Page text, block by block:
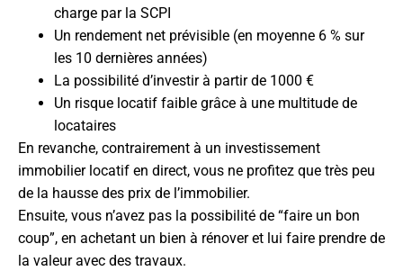
charge par la SCPI
Un rendement net prévisible (en moyenne 6 % sur
les 10 dernières années)
La possibilité d’investir à partir de 1000 €
Un risque locatif faible grâce à une multitude de
locataires
En revanche, contrairement à un investissement
immobilier locatif en direct, vous ne profitez que très peu
de la hausse des prix de l’immobilier.
Ensuite, vous n’avez pas la possibilité de “faire un bon
coup”, en achetant un bien à rénover et lui faire prendre de
la valeur avec des travaux.